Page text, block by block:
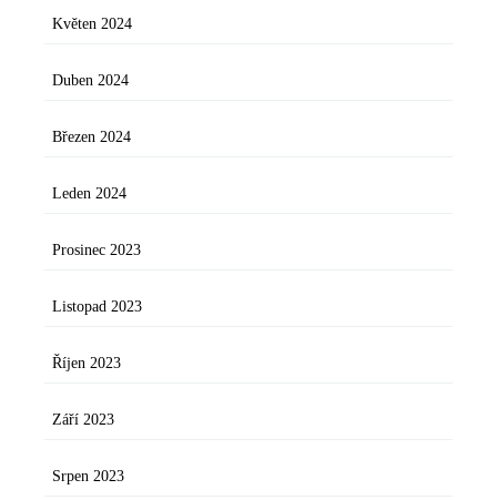
Květen 2024
Duben 2024
Březen 2024
Leden 2024
Prosinec 2023
Listopad 2023
Říjen 2023
Září 2023
Srpen 2023